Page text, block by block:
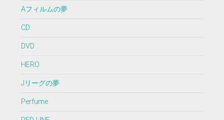
Aフィルムの夢
CD
DVD
HERO
Jリーグの夢
Perfume